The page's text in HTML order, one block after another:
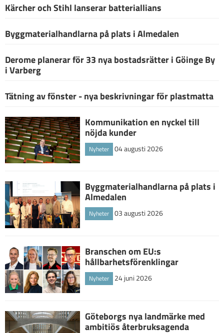
Kärcher och Stihl lanserar batteriallians
Byggmaterialhandlarna på plats i Almedalen
Derome planerar för 33 nya bostadsrätter i Göinge By
i Varberg
Tätning av fönster - nya beskrivningar för plastmatta
Kommunikation en nyckel till
nöjda kunder
Nyheter 04 augusti 2026
Byggmaterialhandlarna på plats i
Almedalen
Nyheter 03 augusti 2026
Branschen om EU:s
hållbarhetsförenklingar
Nyheter 24 juni 2026
Göteborgs nya landmärke med
ambitiös återbruksagenda